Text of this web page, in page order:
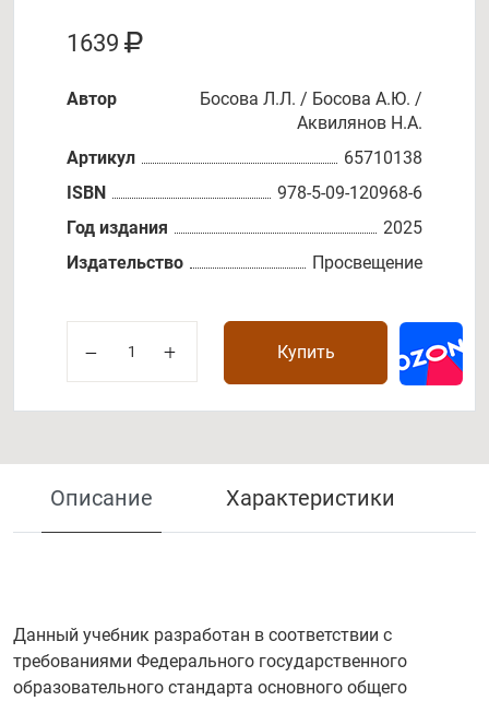
1639
Автор
Босова Л.Л. / Босова А.Ю. /
Аквилянов Н.А.
Артикул
65710138
ISBN
978-5-09-120968-6
Год издания
2025
Издательство
Просвещение
Купить
Описание Характеристики
Данный учебник разработан в соответствии с
требованиями Федерального государственного
образовательного стандарта основного общего